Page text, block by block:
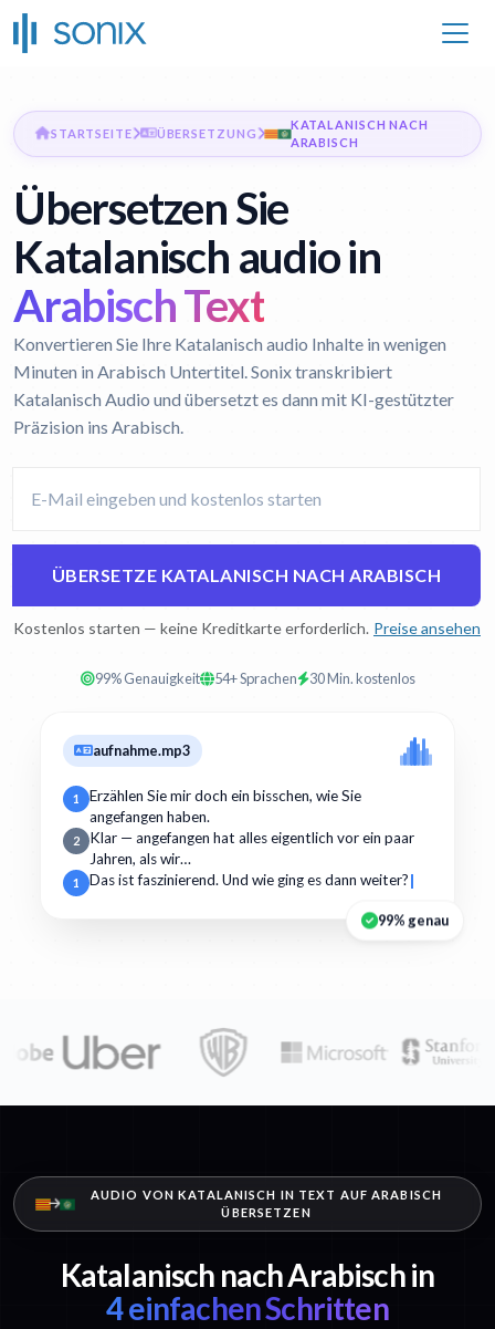
STARTSEITE ÜBERSETZUNG
KATALANISCH NACH
ARABISCH
Übersetzen Sie
Katalanisch audio in
Arabisch Text
Konvertieren Sie Ihre Katalanisch audio Inhalte in wenigen
Minuten in Arabisch Untertitel. Sonix transkribiert
Katalanisch Audio und übersetzt es dann mit KI-gestützter
Präzision ins Arabisch.
ÜBERSETZE KATALANISCH NACH ARABISCH
Kostenlos starten — keine Kreditkarte erforderlich. Preise ansehen
99% Genauigkeit 54+ Sprachen 30 Min. kostenlos
aufnahme.mp3
1
Erzählen Sie mir doch ein bisschen, wie Sie
angefangen haben.
2
Klar — angefangen hat alles eigentlich vor ein paar
Jahren, als wir…
1 Das ist faszinierend. Und wie ging es dann weiter?
99% genau
AUDIO VON KATALANISCH IN TEXT AUF ARABISCH
ÜBERSETZEN
Katalanisch nach Arabisch in
4 einfachen Schritten